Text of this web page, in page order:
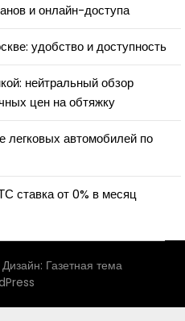
и онлайн-доступа
удобство и доступность
нейтральный обзор
цен на обтяжку
легковых автомобилей по
ставка от 0% в месяц
Дизайн: Газетная тема